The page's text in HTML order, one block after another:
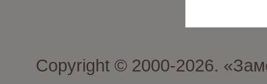
Copyright © 2000-2026.